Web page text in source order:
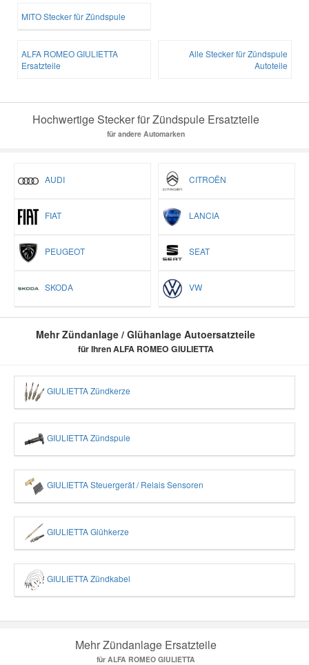
MITO Stecker für Zündspule
ALFA ROMEO GIULIETTA
Ersatzteile
Alle Stecker für Zündspule
Autoteile
Hochwertige Stecker für Zündspule Ersatzteile
für andere Automarken
AUDI CITROËN
FIAT LANCIA
PEUGEOT SEAT
SKODA VW
Mehr Zündanlage / Glühanlage Autoersatzteile
für Ihren ALFA ROMEO GIULIETTA
GIULIETTA Zündkerze
GIULIETTA Zündspule
GIULIETTA Steuergerät / Relais Sensoren
GIULIETTA Glühkerze
GIULIETTA Zündkabel
Mehr Zündanlage Ersatzteile
für ALFA ROMEO GIULIETTA